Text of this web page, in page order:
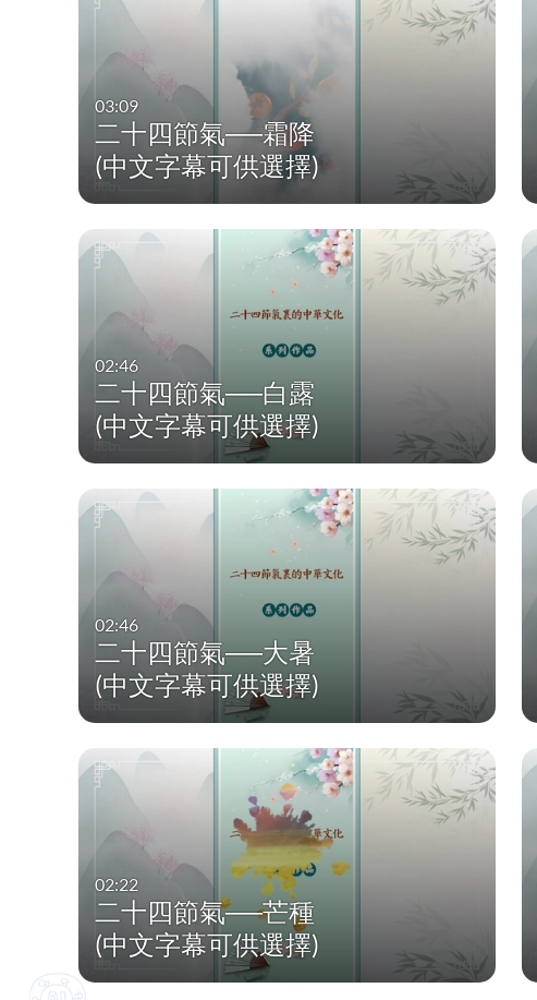
03:09
二十四節氣──霜降
(中文字幕可供選擇)
02:46
二十四節氣──白露
(中文字幕可供選擇)
02:46
二十四節氣──大暑
(中文字幕可供選擇)
02:22
二十四節氣──芒種
(中文字幕可供選擇)